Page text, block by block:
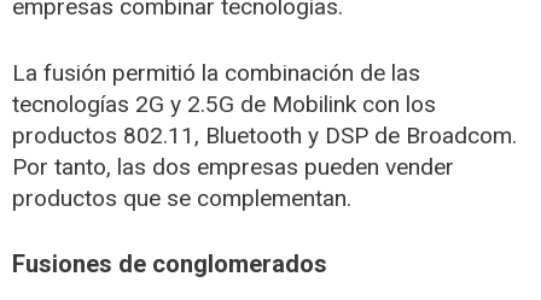
empresas combinar tecnologías.
La fusión permitió la combinación de las
tecnologías 2G y 2.5G de Mobilink con los
productos 802.11, Bluetooth y DSP de Broadcom.
Por tanto, las dos empresas pueden vender
productos que se complementan.
Fusiones de conglomerados